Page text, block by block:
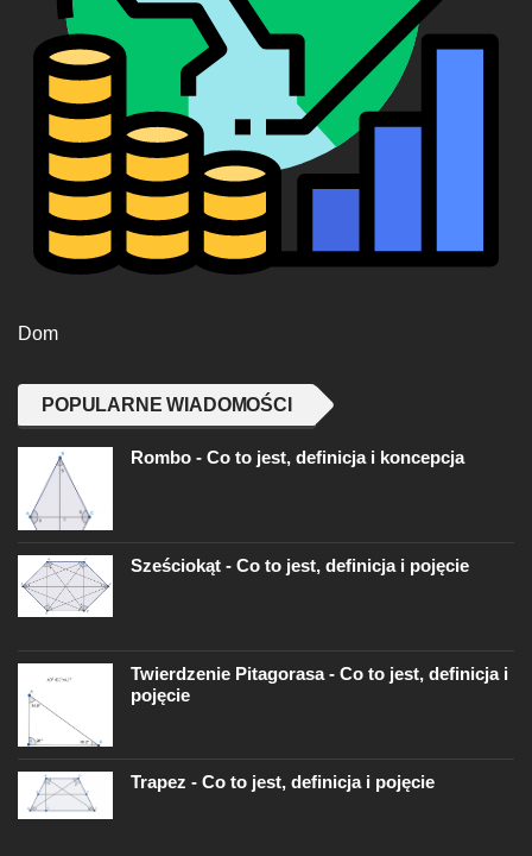
Dom
POPULARNE WIADOMOŚCI
Rombo - Co to jest, definicja i koncepcja
Sześciokąt - Co to jest, definicja i pojęcie
Twierdzenie Pitagorasa - Co to jest, definicja i
pojęcie
Trapez - Co to jest, definicja i pojęcie